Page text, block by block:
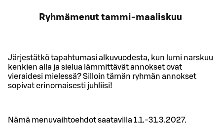
Ryhmämenut tammi-maaliskuu
Järjestätkö tapahtumasi alkuvuodesta, kun lumi narskuu
kenkien alla ja sielua lämmittävät annokset ovat
vieraidesi mielessä? Silloin tämän ryhmän annokset
sopivat erinomaisesti juhliisi!
Nämä menuvaihtoehdot saatavilla 1.1.-31.3.2027.